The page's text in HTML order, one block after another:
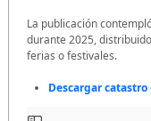
La publicación
durante 2025,
ferias o festivales.
Descargar catastro
Saltar